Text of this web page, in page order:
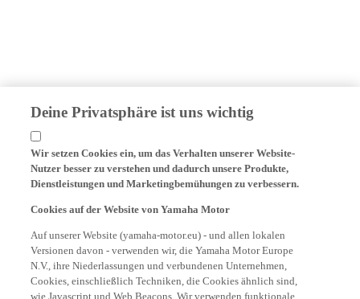
Deine Privatsphäre ist uns wichtig
Wir setzen Cookies ein, um das Verhalten unserer Website-
Nutzer besser zu verstehen und dadurch unsere Produkte,
Dienstleistungen und Marketingbemühungen zu verbessern.
Cookies auf der Website von Yamaha Motor
Auf unserer Website (yamaha-motor.eu) - und allen lokalen
Versionen davon - verwenden wir, die Yamaha Motor Europe
N.V., ihre Niederlassungen und verbundenen Unternehmen,
Cookies, einschließlich Techniken, die Cookies ähnlich sind,
wie Javascript und Web Beacons. Wir verwenden funktionale